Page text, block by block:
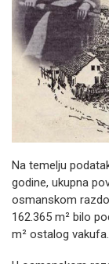
Na temelju
godine, ukupna
osmanskom
162.365 m² bilo
m² ostalog vakufa.